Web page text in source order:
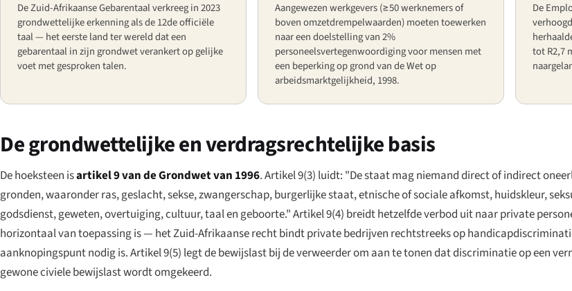
De Zuid-Afrikaanse Gebarentaal verkreeg in 2023
grondwettelijke erkenning als de 12de officiële
taal — het eerste land ter wereld dat een
gebarentaal in zijn grondwet verankert op gelijke
voet met gesproken talen.
Aangewezen werkgevers (≥50 werknemers of
boven omzetdrempelwaarden) moeten toewerken
naar een doelstelling van 2%
personeelsvertegenwoordiging voor mensen met
een beperking op grond van de Wet op
arbeidsmarktgelijkheid, 1998.
De
tot R2,7
De grondwettelijke en verdragsrechtelijke basis
De hoeksteen isartikel 9 van de Grondwet van 1996. Artikel 9(3) luidt: "De staat mag niemand direct of indirect
gronden, waaronder ras, geslacht, sekse, zwangerschap, burgerlijke staat, etnische of sociale afkomst, huidskleur,
godsdienst, geweten, overtuiging, cultuur, taal en geboorte." Artikel 9(4) breidt hetzelfde verbod uit naar private
horizontaal van toepassing is — het Zuid-Afrikaanse recht bindt private bedrijven rechtstreeks op
aanknopingspunt nodig is. Artikel 9(5) legt de bewijslast bij de verweerder om aan te tonen dat discriminatie op een
gewone civiele bewijslast wordt omgekeerd.